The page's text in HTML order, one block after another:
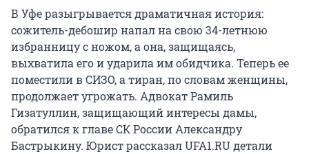
В Уфе разыгрывается драматичная история:
сожитель-дебошир напал на свою 34-летнюю
избранницу с ножом, а она, защищаясь,
выхватила его и ударила им обидчика. Теперь ее
поместили в СИЗО, а тиран, по словам женщины,
продолжает угрожать. Адвокат Рамиль
Гизатуллин, защищающий интересы дамы,
обратился к главе СК России Александру
Бастрыкину. Юрист рассказал UFA1.RU детали